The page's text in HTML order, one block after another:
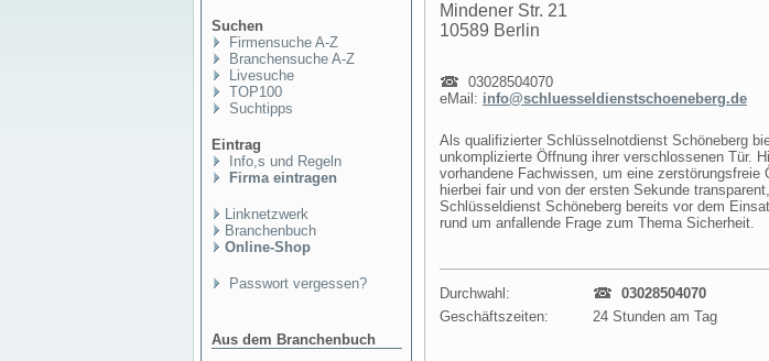
Suchen
Firmensuche A-Z
Branchensuche A-Z
Livesuche
TOP100
Suchtipps
Eintrag
Info,s und Regeln
Firma eintragen
Linknetzwerk
Branchenbuch
Online-Shop
Passwort vergessen?
Aus dem Branchenbuch
Mindener Str. 21
10589 Berlin
03028504070
eMail: info@schluesseldienstschoeneberg.de
Als qualifizierter Schlüsselnotdienst Schöneberg
unkomplizierte Öffnung ihrer verschlossenen Tür.
vorhandene Fachwissen, um eine
hierbei fair und von der ersten Sekunde
Schlüsseldienst Schöneberg bereits vor dem
rund um anfallende Frage zum Thema Sicherheit.
Durchwahl:
03028504070
Geschäftszeiten:
24 Stunden am Tag